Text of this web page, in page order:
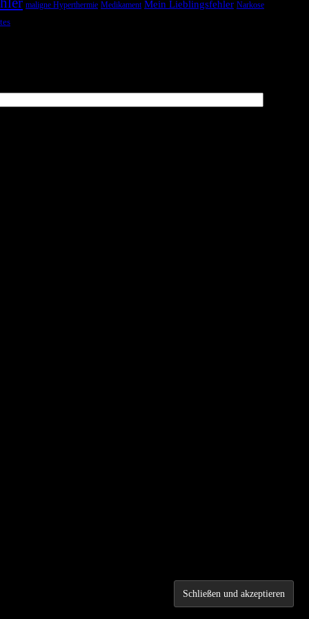
maligne Hyperthermie Medikament Mein Lieblingsfehler Narkose